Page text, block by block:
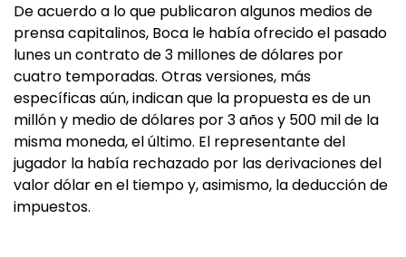
De acuerdo a lo que publicaron algunos medios de
prensa capitalinos, Boca le había ofrecido el pasado
lunes un contrato de 3 millones de dólares por
cuatro temporadas. Otras versiones, más
específicas aún, indican que la propuesta es de un
millón y medio de dólares por 3 años y 500 mil de la
misma moneda, el último. El representante del
jugador la había rechazado por las derivaciones del
valor dólar en el tiempo y, asimismo, la deducción de
impuestos.